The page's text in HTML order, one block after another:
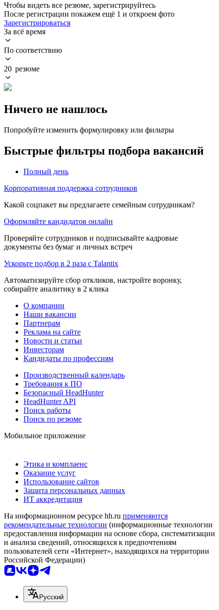
Чтобы видеть все резюме, зарегистрируйтесь
После регистрации покажем ещё 1 и откроем фото
Зарегистрироваться
За всё время
По соответствию
20 резюме
Ничего не нашлось
Попробуйте изменить формулировку или фильтры
Быстрые фильтры подбора вакансий
Полный день
Корпоративная поддержка сотрудников
Какой соцпакет вы предлагаете семейным сотрудникам?
Оформляйте кандидатов онлайн
Проверяйте сотрудников и подписывайте кадровые
документы без бумаг и личных встреч
Ускорьте подбор в 2 раза с Talantix
Автоматизируйте сбор откликов, настройте воронку,
собирайте аналитику в 2 клика
О компании
Наши вакансии
Партнерам
Реклама на сайте
Новости и статьи
Инвесторам
Кандидаты по профессиям
Производственный календарь
Требования к ПО
Безопасный HeadHunter
HeadHunter API
Поиск работы
Поиск по резюме
Мобильное приложение
Этика и комплаенс
Оказание услуг
Использование сайтов
Защита персональных данных
ИТ аккредитация
На информационном ресурсе hh.ru применяются
рекомендательные технологии (информационные технологии
предоставления информации на основе сбора, систематизации
и анализа сведений, относящихся к предпочтениям
пользователей сети «Интернет», находящихся на территории
Российской Федерации)
Русский